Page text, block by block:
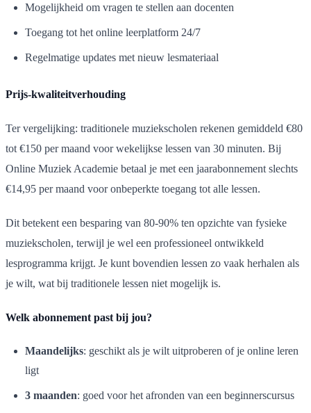
Mogelijkheid om vragen te stellen aan docenten
Toegang tot het online leerplatform 24/7
Regelmatige updates met nieuw lesmateriaal
Prijs-kwaliteitverhouding
Ter vergelijking: traditionele muziekscholen rekenen gemiddeld €80
tot €150 per maand voor wekelijkse lessen van 30 minuten. Bij
Online Muziek Academie betaal je met een jaarabonnement slechts
€14,95 per maand voor onbeperkte toegang tot alle lessen.
Dit betekent een besparing van 80-90% ten opzichte van fysieke
muziekscholen, terwijl je wel een professioneel ontwikkeld
lesprogramma krijgt. Je kunt bovendien lessen zo vaak herhalen als
je wilt, wat bij traditionele lessen niet mogelijk is.
Welk abonnement past bij jou?
Maandelijks: geschikt als je wilt uitproberen of je online leren
ligt
3 maanden: goed voor het afronden van een beginnerscursus